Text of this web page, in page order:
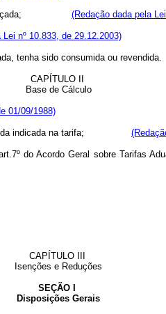
(Redação dada pela
nº 10.833, de 29.12.2003)
tenha sido consumida ou
CAPÍTULO II
Base de Cálculo
01/09/1988)
medida indicada na tarifa;
art.7º do Acordo Geral sobre
CAPÍTULO III
Isenções e Reduções
SEÇÃO I
Disposições Gerais